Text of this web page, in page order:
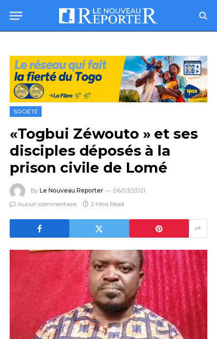
SOCIÉTÉ
«Togbui Zéwouto » et ses
disciples déposés à la
prison civile de Lomé
By Le Nouveau Reporter
06/03/2021
Aucun commentaire
2 Mins Read